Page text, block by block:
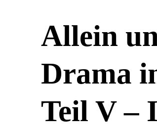
Allein
Drama
Teil V –